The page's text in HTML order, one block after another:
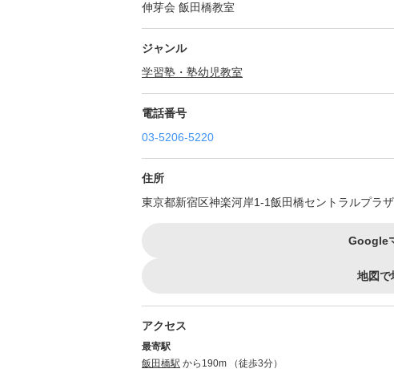
伸芽会 飯田橋教室
ジャンル
学習塾・塾幼児教室
電話番号
03-5206-5220
住所
東京都新宿区神楽河岸1-1飯田橋セントラルプラ
Google
地図で
アクセス
最寄駅
飯田橋駅 から190m （徒歩3分）